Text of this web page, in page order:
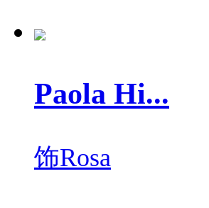
Paola Hi...
饰Rosa